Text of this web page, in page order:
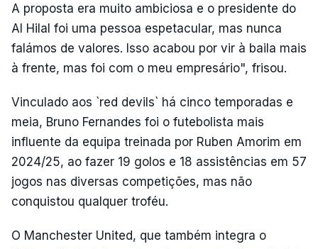
A proposta era muito ambiciosa e o presidente do
Al Hilal foi uma pessoa espetacular, mas nunca
falámos de valores. Isso acabou por vir à baila mais
à frente, mas foi com o meu empresário", frisou.
Vinculado aos `red devils` há cinco temporadas e
meia, Bruno Fernandes foi o futebolista mais
influente da equipa treinada por Ruben Amorim em
2024/25, ao fazer 19 golos e 18 assistências em 57
jogos nas diversas competições, mas não
conquistou qualquer troféu.
O Manchester United, que também integra o